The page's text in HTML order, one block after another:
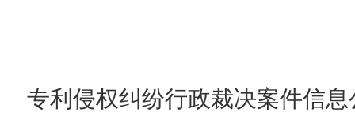
专利侵权纠纷行政裁决案件信息